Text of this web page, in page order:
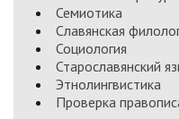
Семиотика
Славянская
Социология
Старославянский
Этнолингвистика
Проверка